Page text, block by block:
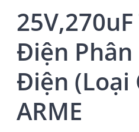
Điện
Điện (Loại
ARME